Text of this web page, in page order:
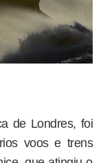
de Londres, foi
voos e trens